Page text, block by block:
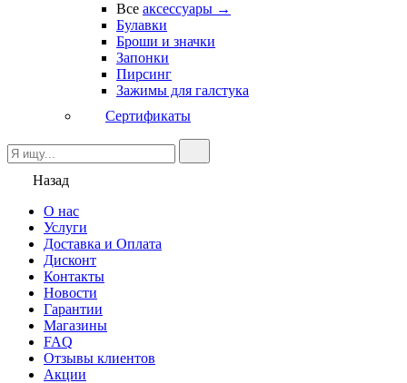
Все аксессуары →
Булавки
Броши и значки
Запонки
Пирсинг
Зажимы для галстука
Сертификаты
Назад
О нас
Услуги
Доставка и Оплата
Дисконт
Контакты
Новости
Гарантии
Магазины
FAQ
Отзывы клиентов
Акции